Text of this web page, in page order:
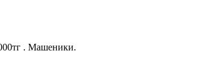
. Машеники.